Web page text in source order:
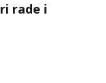
rade i